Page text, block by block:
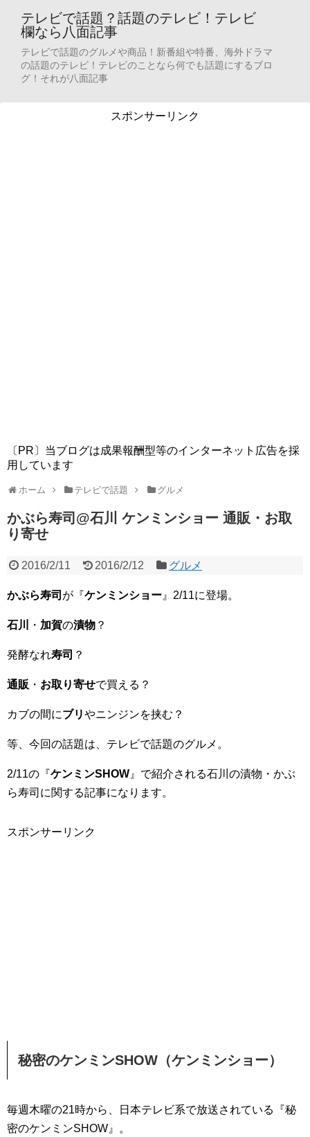
テレビで話題？話題のテレビ！テレビ
欄なら八面記事
テレビで話題のグルメや商品！新番組や特番、海外ドラマ
の話題のテレビ！テレビのことなら何でも話題にするブロ
グ！それが八面記事
スポンサーリンク
〔PR〕当ブログは成果報酬型等のインターネット広告を採
用しています
ホーム テレビで話題 グルメ
かぶら寿司@石川 ケンミンショー 通販・お取
り寄せ
2016/2/11 2016/2/12 グルメ
かぶら寿司 が『ケンミンショー 』2/11に登場。
石川 ・ 加賀の漬物 ？
発酵なれ寿司 ？
通販 ・ お取り寄せで買える？
カブの間にブリやニンジンを挟む？
等、今回の話題は、テレビで話題のグルメ。
2/11の『ケンミンSHOW 』で紹介される石川の漬物・かぶ
ら寿司に関する記事になります。
スポンサーリンク
秘密のケンミンSHOW（ケンミンショー）
毎週木曜の21時から、日本テレビ系で放送されている『秘
密のケンミンSHOW』。